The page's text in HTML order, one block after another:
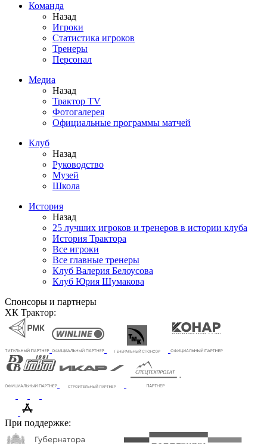
Команда
Назад
Игроки
Статистика игроков
Тренеры
Персонал
Медиа
Назад
Трактор TV
Фотогалерея
Официальные программы матчей
Клуб
Назад
Руководство
Музей
Школа
История
Назад
25 лучших игроков и тренеров в истории клуба
История Трактора
Все игроки
Все главные тренеры
Клуб Валерия Белоусова
Клуб Юрия Шумакова
Спонсоры и партнеры
ХК Трактор:
При поддержке: